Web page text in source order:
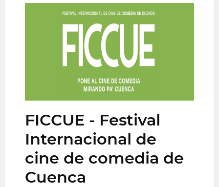
FICCUE - Festival
Internacional de
cine de comedia de
Cuenca